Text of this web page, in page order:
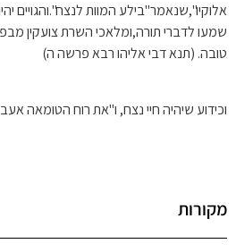
אלוקיו",שנאמר"בילע המוות לנצח".והגויים
שמעו לדברי תורה,ומלאכי השרת צועקין
טובה. (תנא דבי אליהו רבא פרשה ה)
וכידוע שיהיה חיי נצח, ו"את רוח הטומאה
מקורות